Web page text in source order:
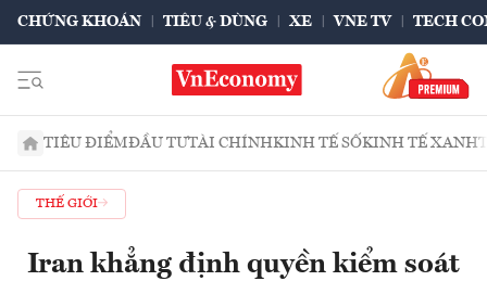
CHỨNG KHOÁN TIÊU & DÙNG XE VNE TV TECH
TIÊU ĐIỂMĐẦU TƯTÀI CHÍNHKINH TẾ SỐKINH TẾ XANH
THẾ GIỚI
Iran khẳng định quyền kiểm soát